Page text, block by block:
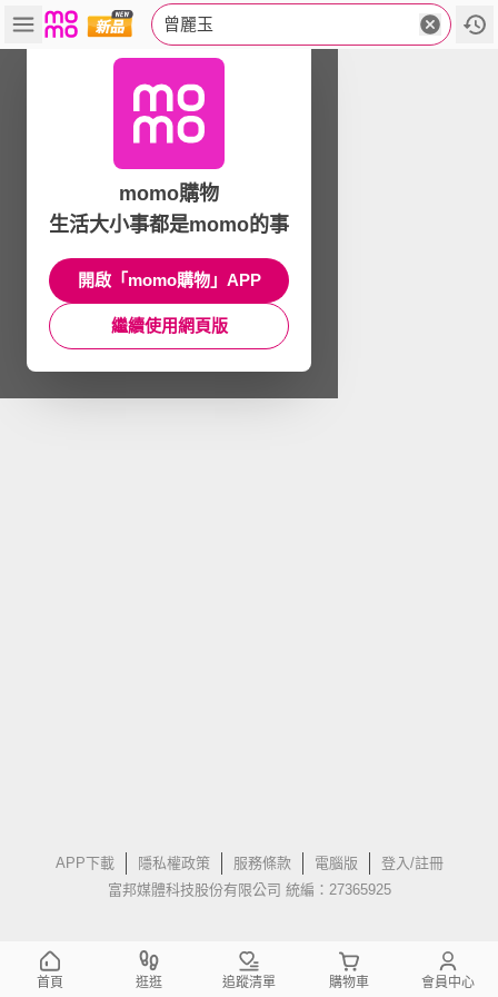
曾麗玉
APP下載 隱私權政策 服務條款 電腦版
登入/註冊
富邦媒體科技股份有限公司 統編：27365925
momo購物
生活大小事都是momo的事
開啟「momo購物」APP
繼續使用網頁版
首頁 逛逛 追蹤清單 購物車 會員中心